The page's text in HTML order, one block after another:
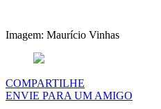
Imagem: Maurício Vinhas
COMPARTILHE
ENVIE PARA UM AMIGO